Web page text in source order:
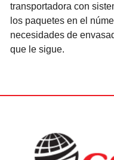
transportadora con
los paquetes en el
necesidades de
que le sigue.